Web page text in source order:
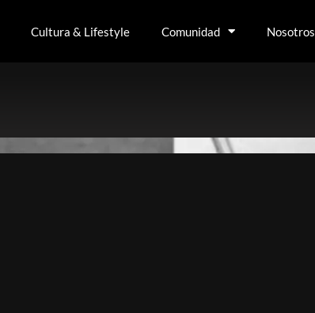
Cultura & Lifestyle Comunidad Nosotros